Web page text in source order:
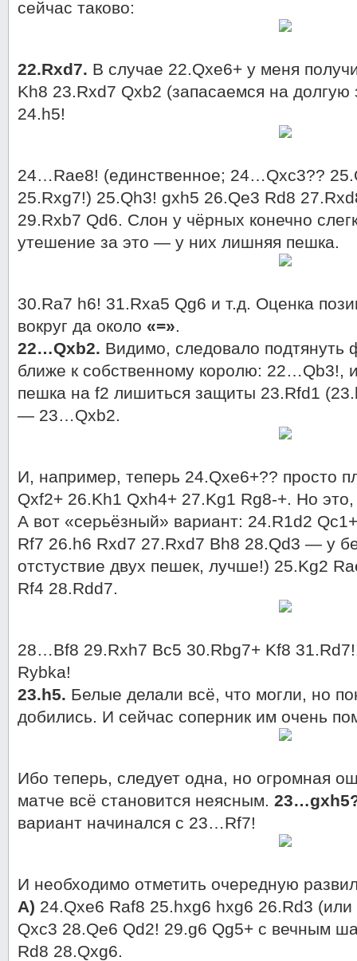
сейчас таково:
22.Rxd7. В случае 22.Qxe6+ у меня
Kh8 23.Rxd7 Qxb2 (запасаемся на долгую
24.h5!
24…Rae8! (единственное; 24…Qxc3??
25.Rxg7!) 25.Qh3! gxh5 26.Qe3 Rd8
29.Rxb7 Qd6. Слон у чёрных конечно
утешение за это — у них лишняя пешка.
30.Ra7 h6! 31.Rxa5 Qg6 и т.д. Оценка
вокруг да около «=».
22…Qxb2. Видимо, следовало подтянуть
ближе к собственному королю: 22…Qb3!, и
пешка на f2 лишиться защиты 23.Rfd1
— 23…Qxb2.
И, например, теперь 24.Qxe6+?? просто
Qxf2+ 26.Kh1 Qxh4+ 27.Kg1 Rg8-+. Но это,
А вот «серьёзный» вариант: 24.R1d2
Rf7 26.h6 Rxd7 27.Rxd7 Bh8 28.Qd3 — у
отстуствие двух пешек, лучше!) 25.Kg2
Rf4 28.Rdd7.
28…Bf8 29.Rxh7 Bc5 30.Rbg7+ Kf8
Rybka!
23.h5. Белые делали всё, что могли, но
добились. И сейчас соперник им очень
Ибо теперь, следует одна, но огромная
матче всё становится неясным.
вариант начинался с 23…Rf7!
И необходимо отметить очередную
А) 24.Qxe6 Raf8 25.hxg6 hxg6 26.Rd3
Qxc3 28.Qe6 Qd2! 29.g6 Qg5+ с вечным
Rd8 28.Qxg6.